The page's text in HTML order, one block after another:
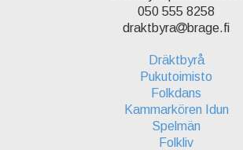
050 555 8258
draktbyra
brage.fi
Dräktbyrå
Pukutoimisto
Folkdans
Kammarkören Idun
Spelmän
Folkliv